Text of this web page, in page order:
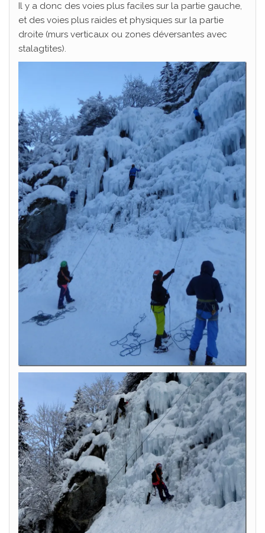
Il y a donc des voies plus faciles sur la partie gauche,
et des voies plus raides et physiques sur la partie
droite (murs verticaux ou zones déversantes avec
stalagtites).